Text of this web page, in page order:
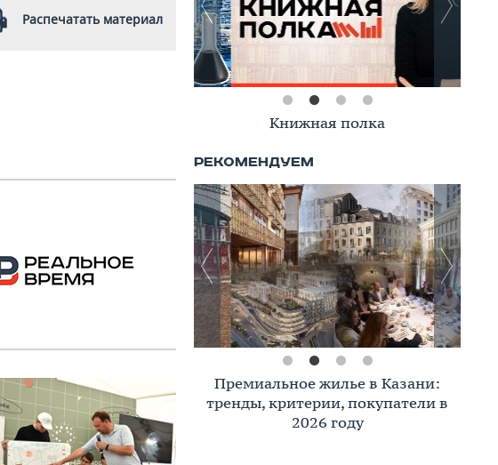
Распечатать материал
Книжная полка
Премиальное жилье в Казани:
тренды, критерии, покупатели в
2026 году